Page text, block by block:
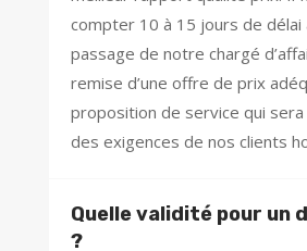
compter 10 à 15 jours de délai
passage de notre chargé
remise d’une offre de prix
proposition de service qui sera
des exigences de nos clients
Quelle validité pour un
?